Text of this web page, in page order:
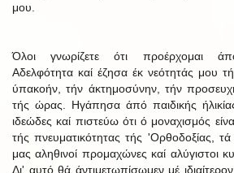
μου.
Όλοι γνωρίζετε ότι προέρχομαι
Αδελφότητα καί έζησα έκ νεότητάς μου
ύπακοήν, τήν άκτημοσύνην, τήν
τής ώρας. Ηγάπησα άπό παιδικής
ιδεώδες καί πιστεύω ότι ό μοναχισμός
τής πνευματικότητας τής 'Ορθοδοξίας,
μας αληθινοί προμαχώνες καί αλύγιστοι
Δι' αυτό θά άντιμετωπίσωμεν μέ